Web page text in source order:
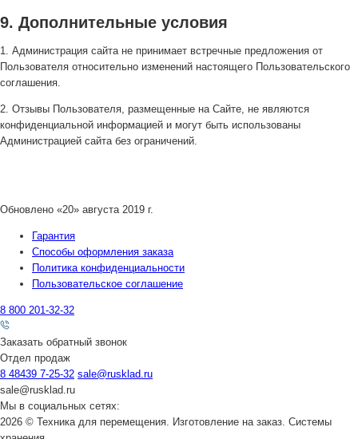
9. Дополнительные условия
1. Администрация сайта не принимает встречные предложения от
Пользователя относительно изменений настоящего Пользовательского
соглашения.
2. Отзывы Пользователя, размещенные на Сайте, не являются
конфиденциальной информацией и могут быть использованы
Администрацией сайта без ограничений.
Обновлено «20» августа 2019 г.
Гарантия
Способы оформления заказа
Политика конфиденциальности
Пользовательское соглашение
8 800 201-32-32
Заказать обратный звонок
Отдел продаж
8 48439 7-25-32 sale@rusklad.ru
sale@rusklad.ru
Мы в социальных сетях:
2026 © Техника для перемещения. Изготовление на заказ. Системы